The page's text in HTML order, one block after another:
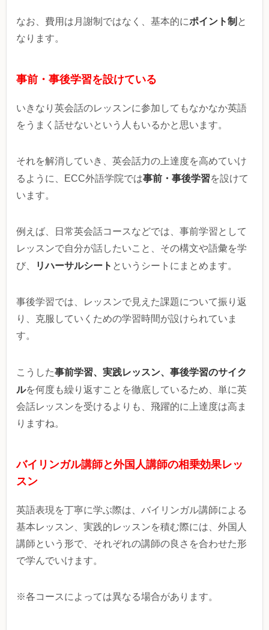
なお、費用は月謝制ではなく、基本的にポイント制と
なります。
事前・事後学習を設けている
いきなり英会話のレッスンに参加してもなかなか英語
をうまく話せないという人もいるかと思います。
それを解消していき、英会話力の上達度を高めていけ
るように、ECC外語学院では事前・事後学習を設けて
います。
例えば、日常英会話コースなどでは、事前学習として
レッスンで自分が話したいこと、その構文や語彙を学
び、
リハーサルシート というシートにまとめます。
事後学習では、レッスンで見えた課題について振り返
り、克服していくための学習時間が設けられていま
す。
こうした事前学習、実践レッスン、事後学習のサイク
ルを何度も繰り返すことを徹底しているため、単に英
会話レッスンを受けるよりも、飛躍的に上達度は高ま
りますね。
バイリンガル講師と外国人講師の相乗効果レッ
スン
英語表現を丁寧に学ぶ際は、バイリンガル講師による
基本レッスン、実践的レッスンを積む際には、外国人
講師という形で、それぞれの講師の良さを合わせた形
で学んでいけます。
※各コースによっては異なる場合があります。